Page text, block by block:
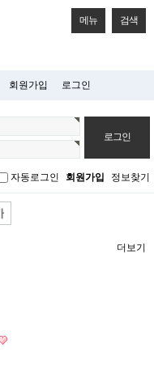
메뉴 검색
회원가입 로그인
자동로그인 회원가입 정보찾기
더보기